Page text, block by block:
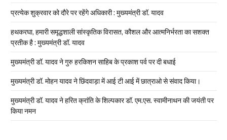
प्रत्येक शुक्रवार को दौरे पर रहेंगे अधिकारी : मुख्यमंत्री डॉ. यादव
हथकरघा, हमारी समृद्धशाली सांस्कृतिक विरासत, कौशल और आत्मनिर्भरता का सशक्त
प्रतीक है : मुख्यमंत्री डॉ. यादव
मुख्यमंत्री डॉ. यादव ने गुरु हरकिशन साहिब के प्रकाश पर्व पर दी बधाई
मुख्यमंत्री डॉ. मोहन यादव ने छिंदवाड़ा में आई टी आई में छात्राओ से संवाद किया।
मुख्यमंत्री डॉ. यादव ने हरित क्रांति के शिल्पकार डॉ. एम.एस. स्वामीनाथन की जयंती पर
किया नमन